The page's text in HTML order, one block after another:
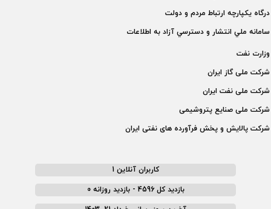
درگاه يكپارچه ارتباط مردم و دولت
سامانه ملي انتشار و دسترسي آزاد به اطلاعات
وزارت نفت
شركت ملی گاز ايران
شركت ملی نفت ايران
شركت ملی صنايع پتروشيمی
شركت پالايش و پخش فرآورده های نفتی ايران
کاربران آنلاین 1
بازدید کل 4596 - بازدید روزانه 0